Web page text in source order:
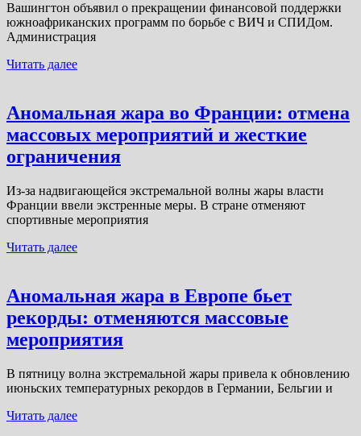
Вашингтон объявил о прекращении финансовой поддержки
южноафриканских программ по борьбе с ВИЧ и СПИДом.
Администрация
Читать далее
Аномальная жара во Франции: отмена
массовых мероприятий и жесткие
ограничения
Из-за надвигающейся экстремальной волны жары власти
Франции ввели экстренные меры. В стране отменяют
спортивные мероприятия
Читать далее
Аномальная жара в Европе бьет
рекорды: отменяются массовые
мероприятия
В пятницу волна экстремальной жары привела к обновлению
июньских температурных рекордов в Германии, Бельгии и
Читать далее